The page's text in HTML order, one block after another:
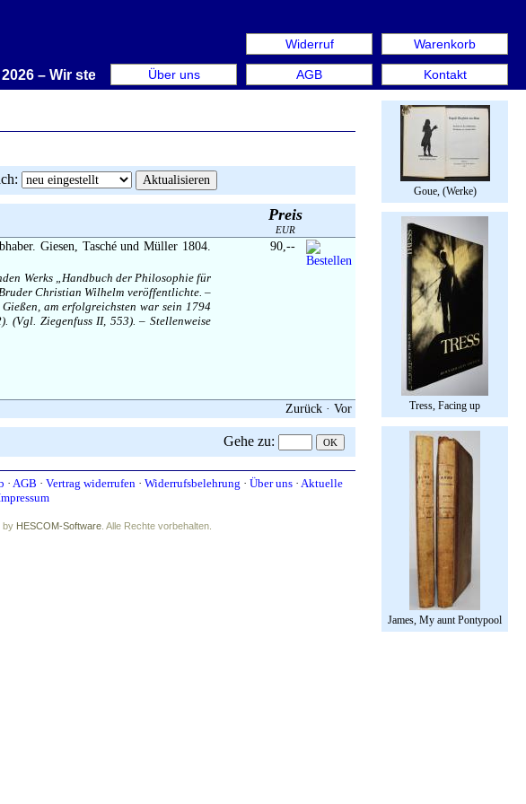
Warenkorb
Kontakt
Widerruf
AGB
Über uns
– Wir stellen aus: Rare Book Week Berlin. Internationale Messe für
Goue, (Werke)
Tress, Facing up
James, My aunt Pontypool
:
Preis
EUR
Giesen, Tasché und Müller 1804.
Werks „Handbuch der Philosophie für
Christian Wilhelm veröffentlichte. –
am erfolgreichsten war sein 1794
(Vgl. Ziegenfuss II, 553). – Stellenweise
90,--
Zurück · Vor
Gehe zu:
· AGB · Vertrag widerrufen · Widerrufsbelehrung · Über uns · Aktuelle
by HESCOM-Software . Alle Rechte vorbehalten.